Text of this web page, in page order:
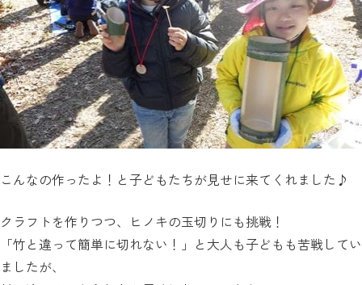
こんなの作ったよ！と子どもたちが見せに来てくれました♪
クラフトを作りつつ、ヒノキの玉切りにも挑戦！
「竹と違って簡単に切れない！」と大人も子どもも苦戦してい
ましたが、